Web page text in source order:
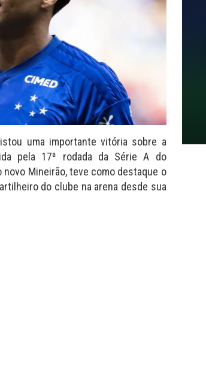
uma importante vitória sobre a
pela 17ª rodada da Série A do
novo Mineirão, teve como destaque o
do clube na arena desde sua